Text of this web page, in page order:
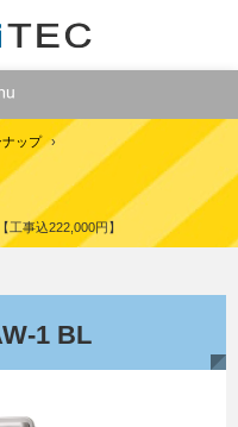
ナップ ›
工事込222,000円】
1 BL